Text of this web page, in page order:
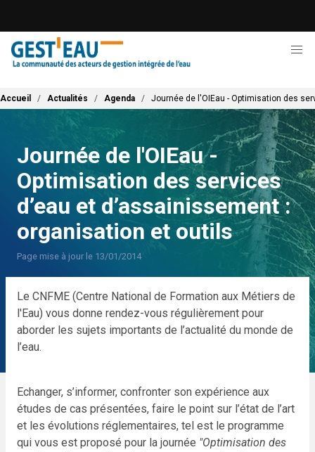
contenu
principal
Fil d'Ariane
Accueil Actualités Agenda Journée de l'OIEau - Optimisation des
Journée de l'OIEau -
Optimisation des services
d’eau et d’assainissement :
organisation et outils
Page mise à jour le 13/01/2014
Le CNFME (Centre National de Formation aux Métiers de
l'Eau) vous donne rendez-vous régulièrement pour
aborder les sujets importants de l’actualité du monde de
l’eau.
Echanger, s’informer, confronter son expérience aux
études de cas présentées, faire le point sur l’état de l’art
et les évolutions réglementaires, tel est le programme
qui vous est proposé pour la journée "Optimisation des